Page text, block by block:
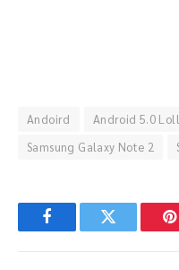
Andoird Android 5.0
Samsung Galaxy Note 2
FacebookTwitter